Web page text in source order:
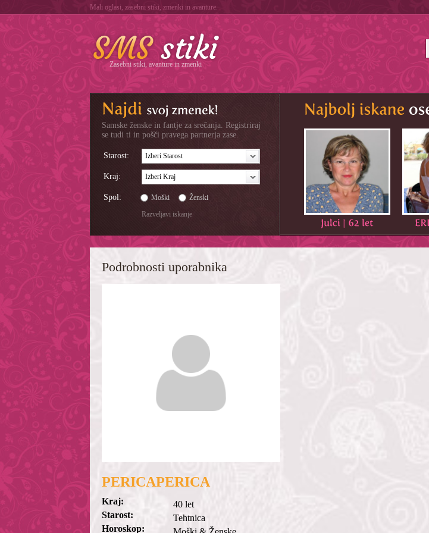
Mali oglasi, zasebni stiki, zmenki in avanture.
Zasebni stiki, avanture in zmenki
Samske ženske in fantje za srečanja. Registriraj
se tudi ti in pošči pravega partnerja zase.
Starost: Izberi Starost
Kraj: Izberi Kraj
Spol: Moški
Ženski
Razveljavi iskanje
Podrobnosti uporabnika
PERICAPERICA
Kraj:
Starost:
Horoskop:
40 let
Tehtnica